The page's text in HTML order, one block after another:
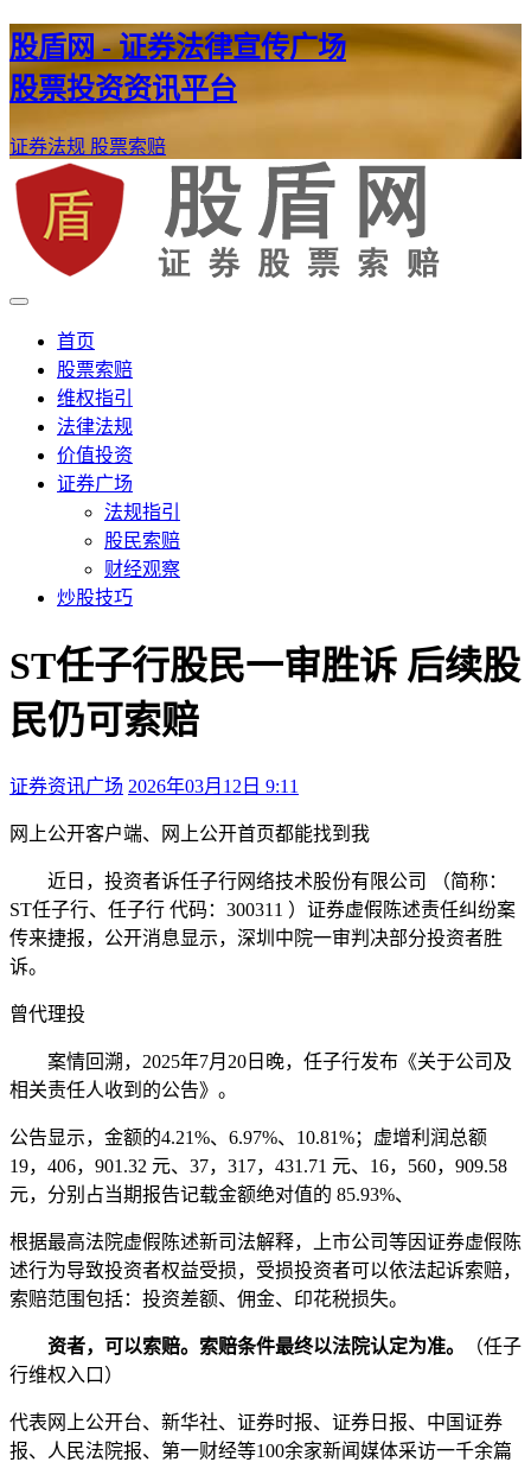
股盾网 - 证券法律宣传广场
股票投资资讯平台
证券法规 股票索赔
股盾网
证券股票维权网
首页
股票索赔
维权指引
法律法规
价值投资
证券广场
法规指引
股民索赔
财经观察
炒股技巧
ST任子行股民一审胜诉 后续股
民仍可索赔
证券资讯广场 2026年03月12日 9:11
网上公开客户端、 网上公开首页都能找到我
近日，投资者诉任子行网络技术股份有限公司 （简称：
ST任子行、任子行 代码：300311 ）证券虚假陈述责任纠纷案
传来捷报，公开消息显示，深圳中院一审判决部分投资者胜
诉。
曾代理投
案情回溯，2025年7月20日晚，任子行发布《关于公司及
相关责任人收到的公告》。
公告显示，金额的4.21%、6.97%、10.81%；虚增利润总额
19，406，901.32 元、37，317，431.71 元、16，560，909.58
元，分别占当期报告记载金额绝对值的 85.93%、
根据最高法院虚假陈述新司法解释，上市公司等因证券虚假陈
述行为导致投资者权益受损，受损投资者可以依法起诉索赔，
索赔范围包括：投资差额、佣金、印花税损失。
资者，可以索赔。索赔条件最终以法院认定为准。
（任子
行维权入口）
代表 网上公开台、新华社、证券时报、证券日报、中国证券
报、人民法院报、第一财经等100余家新闻媒体采访一千余篇